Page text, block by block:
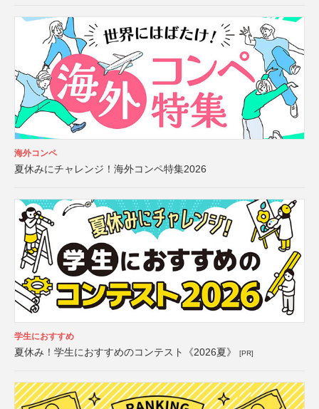
海外コンペ
夏休みにチャレンジ！海外コンペ特集2026
学生におすすめ
夏休み！学生におすすめのコンテスト《2026夏》 [PR]